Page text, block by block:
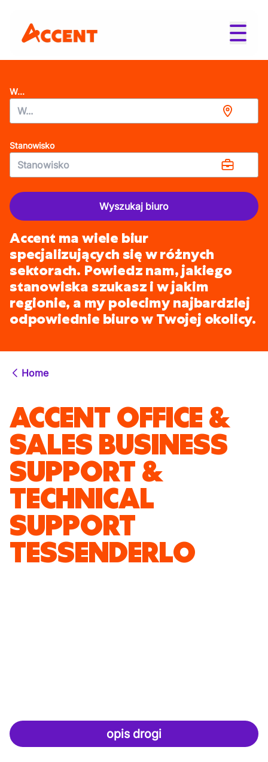
W...
Stanowisko
Wyszukaj biuro
Accent ma wiele biur
specjalizujących się w różnych
sektorach. Powiedz nam, jakiego
stanowiska szukasz i w jakim
regionie, a my polecimy najbardziej
odpowiednie biuro w Twojej okolicy.
Home
ACCENT OFFICE &
SALES BUSINESS
SUPPORT &
TECHNICAL
SUPPORT
TESSENDERLO
opis drogi